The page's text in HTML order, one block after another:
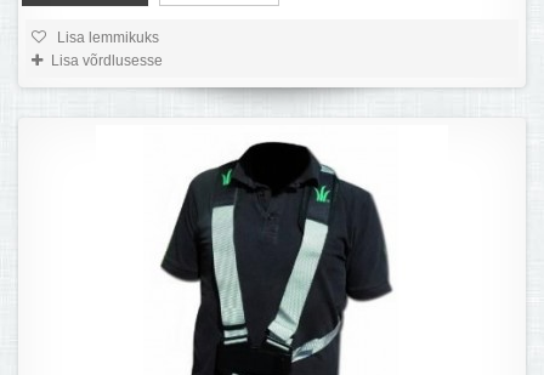
Lisa lemmikuks
Lisa võrdlusesse